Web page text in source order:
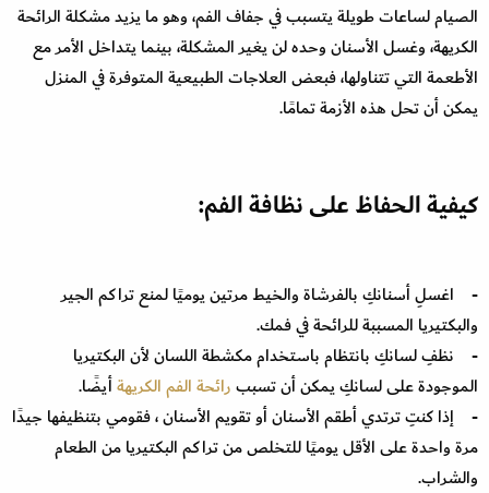
الصيام لساعات طويلة يتسبب في جفاف الفم، وهو ما يزيد مشكلة الرائحة
الكريهة، وغسل الأسنان وحده لن يغير المشكلة، بينما يتداخل الأمر مع
الأطعمة التي تتناولها، فبعض العلاجات الطبيعية المتوفرة في المنزل
يمكن أن تحل هذه الأزمة تمامًا.
كيفية الحفاظ على نظافة الفم:
- اغسلِ أسنانكِ بالفرشاة والخيط مرتين يوميًا لمنع تراكم الجير
والبكتيريا المسببة للرائحة في فمك.
- نظفِ لسانكِ بانتظام باستخدام مكشطة اللسان لأن البكتيريا
الموجودة على لسانكِ يمكن أن تسببرائحة الفم الكريهةأيضًا.
- إذا كنتِ ترتدي أطقم الأسنان أو تقويم الأسنان ، فقومي بتنظيفها جيدًا
مرة واحدة على الأقل يوميًا للتخلص من تراكم البكتيريا من الطعام
والشراب.